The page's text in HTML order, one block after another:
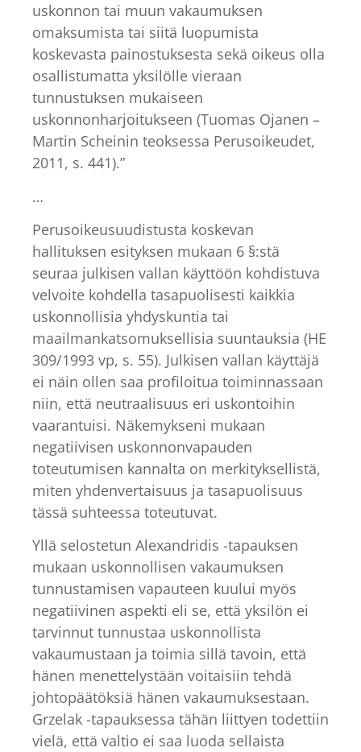
uskonnon tai muun vakaumuksen
omaksumista tai siitä luopumista
koskevasta painostuksesta sekä oikeus olla
osallistumatta yksilölle vieraan
tunnustuksen mukaiseen
uskonnonharjoitukseen (Tuomas Ojanen –
Martin Scheinin teoksessa Perusoikeudet,
2011, s. 441).”
…
Perusoikeusuudistusta koskevan
hallituksen esityksen mukaan 6 §:stä
seuraa julkisen vallan käyttöön kohdistuva
velvoite kohdella tasapuolisesti kaikkia
uskonnollisia yhdyskuntia tai
maailmankatsomuksellisia suuntauksia (HE
309/1993 vp, s. 55). Julkisen vallan käyttäjä
ei näin ollen saa profiloitua toiminnassaan
niin, että neutraalisuus eri uskontoihin
vaarantuisi. Näkemykseni mukaan
negatiivisen uskonnonvapauden
toteutumisen kannalta on merkityksellistä,
miten yhdenvertaisuus ja tasapuolisuus
tässä suhteessa toteutuvat.
Yllä selostetun Alexandridis -tapauksen
mukaan uskonnollisen vakaumuksen
tunnustamisen vapauteen kuului myös
negatiivinen aspekti eli se, että yksilön ei
tarvinnut tunnustaa uskonnollista
vakaumustaan ja toimia sillä tavoin, että
hänen menettelystään voitaisiin tehdä
johtopäätöksiä hänen vakaumuksestaan.
Grzelak -tapauksessa tähän liittyen todettiin
vielä, että valtio ei saa luoda sellaista